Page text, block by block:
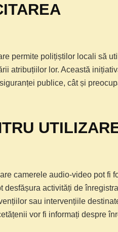
permite polițiștilor locali să
atribuțiilor lor. Această
publice, cât și
camerele audio-video pot fi
activități de
sau intervențiile
vor fi informați despre